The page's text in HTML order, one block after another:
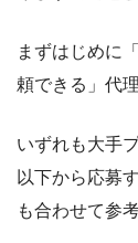
まずはじめに
頼できる」代
いずれも大手
以下から応募
も合わせて参